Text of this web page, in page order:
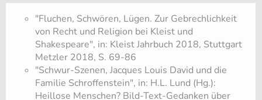
"Fluchen, Schwören, Lügen. Zur Gebrechlichkeit
von Recht und Religion bei Kleist und
Shakespeare", in: Kleist Jahrbuch 2018, Stuttgart
Metzler 2018, S. 69-86
"Schwur-Szenen, Jacques Louis David und die
Familie Schroffenstein", in: H.L. Lund (Hg.):
Heillose Menschen? Bild-Text-Gedanken über